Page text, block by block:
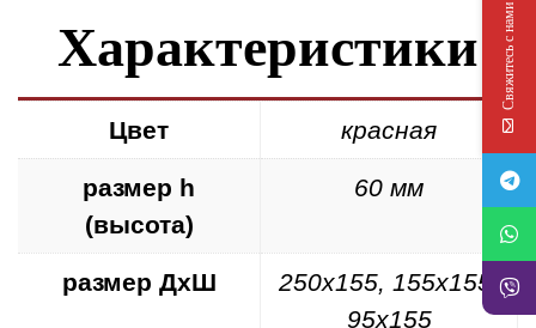
Характеристики
Цвет красная
размер h
(высота)
60 мм
размер ДхШ
250х155, 155х155,
95х155
Свяжитесь с нами